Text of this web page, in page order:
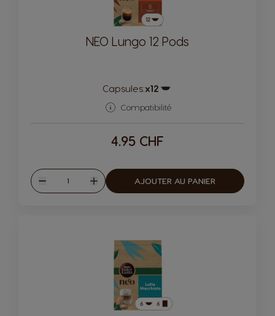
NEO Lungo 12 Pods
Capsules:x12
Compatibilité
4.95 CHF
Diminuer
Quantité
Augmenter
AJOUTER AU PANIER